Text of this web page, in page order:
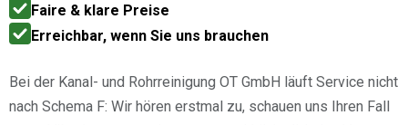
Faire & klare Preise
Erreichbar, wenn Sie uns brauchen
Bei der Kanal- und Rohrreinigung OT GmbH läuft Service nicht
nach Schema F: Wir hören erstmal zu, schauen uns Ihren Fall